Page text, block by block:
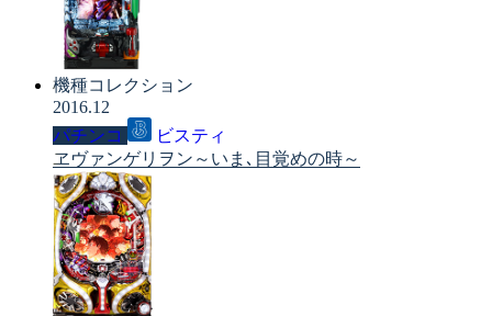
機種コレクション
2016.12
パチンコ
ビスティ
ヱヴァンゲリヲン～いま､目覚めの時～